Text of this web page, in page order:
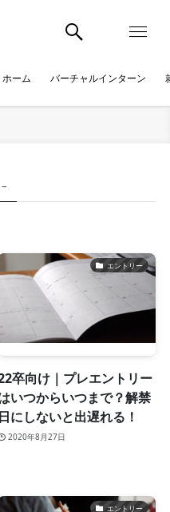
ホーム バーチャルインターン
エントリー
卒向け｜プレエントリー
いつからいつまで？解禁
日にしないと出遅れる！
2020年8月27日
エントリー